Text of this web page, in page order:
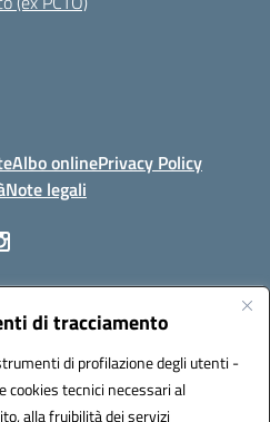
di tracciamento
di profilazione degli utenti -
cookies tecnici necessari al
alla fruibilità dei servizi
Albo onlinePrivacy Policy
Note legali
leis03400t@pec.istruzione.it